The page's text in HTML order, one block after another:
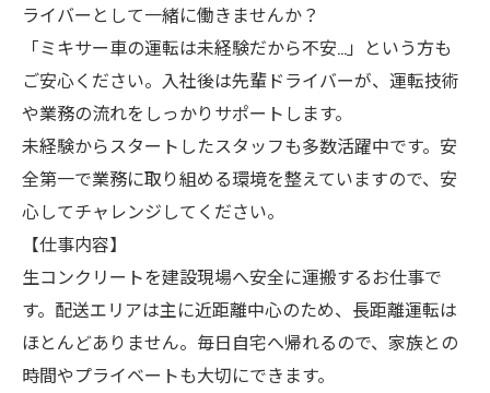
ライバーとして一緒に働きませんか？
「ミキサー車の運転は未経験だから不安…」という方も
ご安心ください。入社後は先輩ドライバーが、運転技術
や業務の流れをしっかりサポートします。
未経験からスタートしたスタッフも多数活躍中です。安
全第一で業務に取り組める環境を整えていますので、安
心してチャレンジしてください。
【仕事内容】
生コンクリートを建設現場へ安全に運搬するお仕事で
す。配送エリアは主に近距離中心のため、長距離運転は
ほとんどありません。毎日自宅へ帰れるので、家族との
時間やプライベートも大切にできます。